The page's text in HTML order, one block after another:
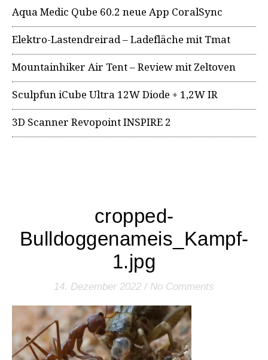
Aqua Medic Qube 60.2 neue App CoralSync
Elektro-Lastendreirad – Ladefläche mit Tmat
Mountainhiker Air Tent – Review mit Zeltoven
Sculpfun iCube Ultra 12W Diode + 1,2W IR
3D Scanner Revopoint INSPIRE 2
cropped-
Bulldoggenameis_Kampf-
1.jpg
14. Dezember 2022 / No Comments